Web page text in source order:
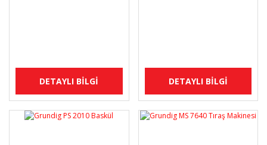
DETAYLI BİLGİ DETAYLI BİLGİ